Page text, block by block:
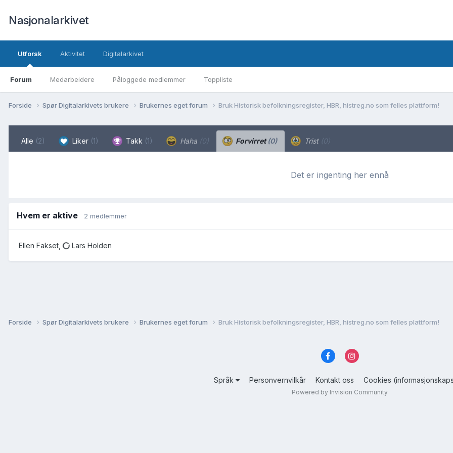
Nasjonalarkivet
Utforsk
Forum Medarbeidere Påloggede medlemmer Toppliste
Aktivitet Digitalarkivet
Forside Spør Digitalarkivets brukere Brukernes eget forum Bruk Historisk befolkningsregister, HBR, histreg.no som felles plattform!
Alle (2) Liker (1) Takk (1) Haha (0) Forvirret(0) Trist (0)
Det er ingenting her ennå
Hvem er aktive 2 medlemmer
Ellen Fakset Lars Holden
Forside Spør Digitalarkivets brukere Brukernes eget forum Bruk Historisk befolkningsregister, HBR, histreg.no som felles plattform!
Språk Personvernvilkår Kontakt oss Cookies
Powered by Invision Community